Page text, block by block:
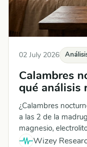
02 July 2026
Calambres
qué análisis
¿Calambres
a las 2 de la
magnesio,
Wizey